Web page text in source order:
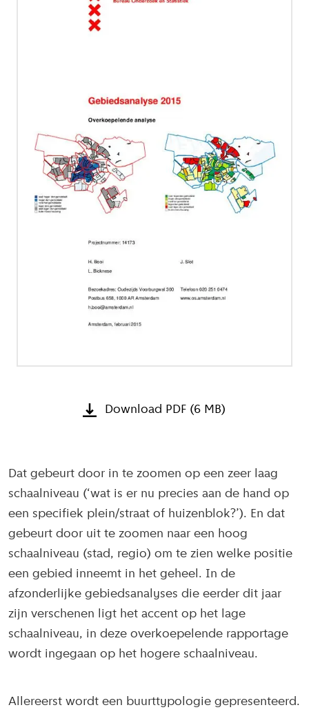
Download PDF (6 MB)
Dat gebeurt door in te zoomen op een zeer laag
schaalniveau (‘wat is er nu precies aan de hand op
een specifiek plein/straat of huizenblok?’). En dat
gebeurt door uit te zoomen naar een hoog
schaalniveau (stad, regio) om te zien welke positie
een gebied inneemt in het geheel. In de
afzonderlijke gebiedsanalyses die eerder dit jaar
zijn verschenen ligt het accent op het lage
schaalniveau, in deze overkoepelende rapportage
wordt ingegaan op het hogere schaalniveau.
Allereerst wordt een buurttypologie gepresenteerd.